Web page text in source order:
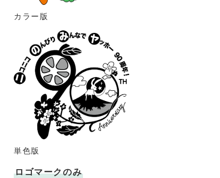
カラー版
単色版
ロゴマークのみ